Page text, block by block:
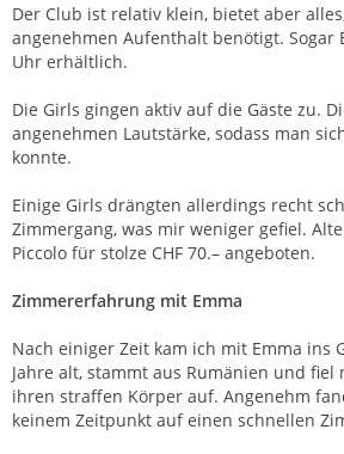
Der Club ist relativ klein, bietet aber
angenehmen Aufenthalt benötigt. Sogar
Uhr erhältlich.
Die Girls gingen aktiv auf die Gäste zu.
angenehmen Lautstärke, sodass man
konnte.
Einige Girls drängten allerdings recht
Zimmergang, was mir weniger gefiel.
Piccolo für stolze CHF 70.– angeboten.
Zimmererfahrung mit Emma
Nach einiger Zeit kam ich mit Emma ins
Jahre alt, stammt aus Rumänien und
ihren straffen Körper auf. Angenehm
keinem Zeitpunkt auf einen schnellen